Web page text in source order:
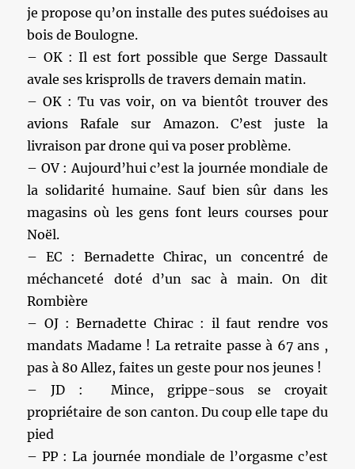
je propose qu’on installe des putes suédoises au
bois de Boulogne.
– OK : Il est fort possible que Serge Dassault
avale ses krisprolls de travers demain matin.
– OK : Tu vas voir, on va bientôt trouver des
avions Rafale sur Amazon. C’est juste la
livraison par drone qui va poser problème.
– OV : Aujourd’hui c’est la journée mondiale de
la solidarité humaine. Sauf bien sûr dans les
magasins où les gens font leurs courses pour
Noël.
– EC : Bernadette Chirac, un concentré de
méchanceté doté d’un sac à main. On dit
Rombière
– OJ : Bernadette Chirac : il faut rendre vos
mandats Madame ! La retraite passe à 67 ans ,
pas à 80 Allez, faites un geste pour nos jeunes !
– JD : Mince, grippe-sous se croyait
propriétaire de son canton. Du coup elle tape du
pied
– PP : La journée mondiale de l’orgasme c’est